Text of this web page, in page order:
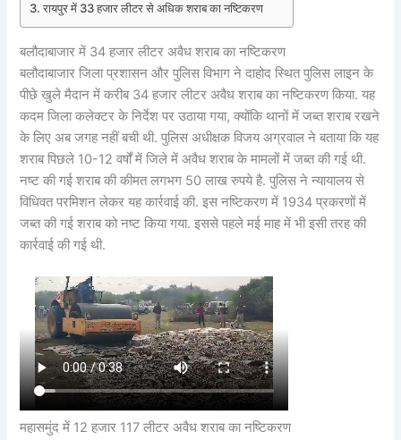
रायपुर में 33 हजार लीटर से अधिक शराब का नष्टिकरण
बलौदाबाजार में 34 हजार लीटर अवैध शराब का नष्टिकरण
बलौदाबाजार जिला प्रशासन और पुलिस विभाग ने दाहोद स्थित पुलिस लाइन के
पीछे खुले मैदान में करीब 34 हजार लीटर अवैध शराब का नष्टिकरण किया. यह
कदम जिला कलेक्टर के निर्देश पर उठाया गया, क्योंकि थानों में जब्त शराब रखने
के लिए अब जगह नहीं बची थी. पुलिस अधीक्षक विजय अग्रवाल ने बताया कि यह
शराब पिछले 10-12 वर्षों में जिले में अवैध शराब के मामलों में जब्त की गई थी.
नष्ट की गई शराब की कीमत लगभग 50 लाख रुपये है. पुलिस ने न्यायालय से
विधिवत परमिशन लेकर यह कार्रवाई की. इस नष्टिकरण में 1934 प्रकरणों में
जब्त की गई शराब को नष्ट किया गया. इससे पहले मई माह में भी इसी तरह की
कार्रवाई की गई थी.
महासमुंद में 12 हजार 117 लीटर अवैध शराब का नष्टिकरण